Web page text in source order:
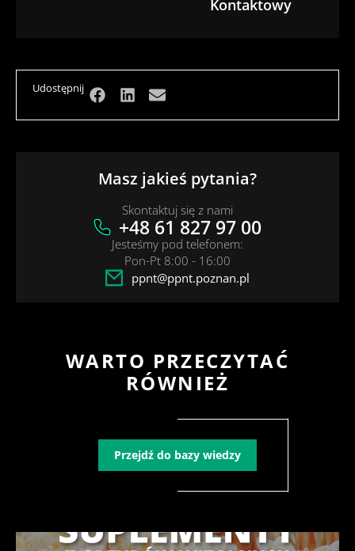
Kontaktowy
Udostępnij
Masz jakieś pytania?
Skontaktuj się z nami
+48 61 827 97 00
Jesteśmy pod telefonem:
Pon-Pt 8:00 - 16:00
ppnt@ppnt.poznan.pl
WARTO PRZECZYTAĆ
RÓWNIEŻ
Przejdź do bazy wiedzy